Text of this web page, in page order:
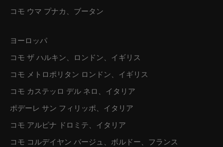
コモ ウマ プナカ、ブータン
ヨーロッパ
コモ ザ ハルキン、ロンドン、イギリス
コモ メトロポリタン ロンドン、イギリス
コモ カステッロ デル ネロ、イタリア
ポデーレ サン フィリッポ、イタリア
コモ アルピナ ドロミテ、イタリア
コモ コルデイヤン バージュ、ボルドー、フランス